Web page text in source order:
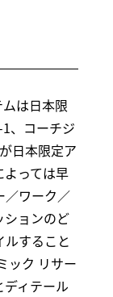
は日本限
、コーチジ
日本限定ア
っては早
／ワーク／
ションのど
すること
ック リサー
ィテール